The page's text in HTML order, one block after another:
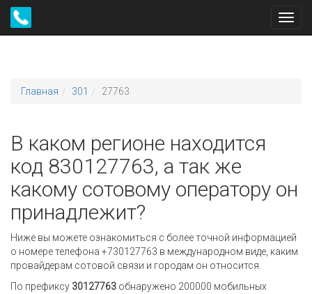
Главная 301 27763
В каком регионе находится
код 830127763, а так же
какому сотовому оператору он
принадлежит?
Ниже вы можете ознакомиться с более точной информацией
о номере телефона +730127763 в международном виде, каким
провайдерам сотовой связи и городам он относится.
По префиксу 30127763 обнаружено 200000 мобильных